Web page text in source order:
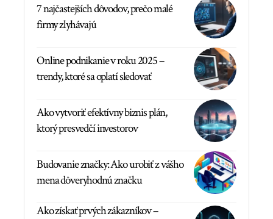
7 najčastejších dôvodov, prečo malé
firmy zlyhávajú
Online podnikanie v roku 2025 –
trendy, ktoré sa oplatí sledovať
Ako vytvoriť efektívny biznis plán,
ktorý presvedčí investorov
Budovanie značky: Ako urobiť z vášho
mena dôveryhodnú značku
Ako získať prvých zákazníkov –